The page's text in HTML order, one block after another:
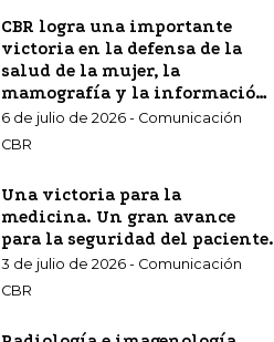
CBR logra una importante
victoria en la defensa de la
salud de la mujer, la
mamografía y la información
científica.
6 de julio de 2026 - Comunicación
CBR
Una victoria para la
medicina. Un gran avance
para la seguridad del paciente.
3 de julio de 2026 - Comunicación
CBR